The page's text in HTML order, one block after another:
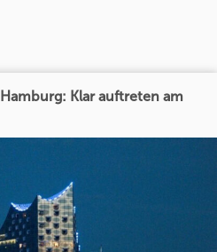
Klar auftreten am